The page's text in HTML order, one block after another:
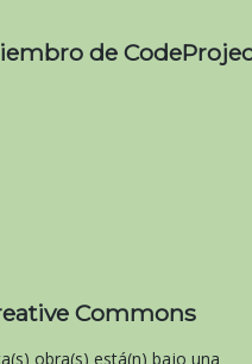
de
Commons
obra(s) está(n) bajo una